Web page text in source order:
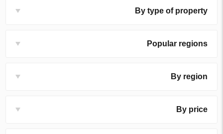
By type of property
Popular regions
By region
By price